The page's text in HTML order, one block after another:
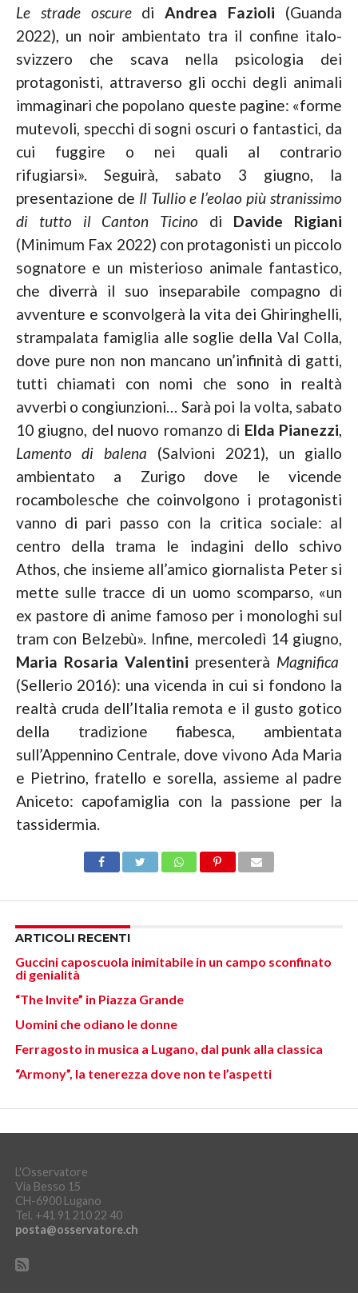
Le strade oscure diAndrea Fazioli (Guanda
2022), un noir ambientato tra il confine italo-
svizzero che scava nella psicologia dei
protagonisti, attraverso gli occhi degli animali
immaginari che popolano queste pagine: «forme
mutevoli, specchi di sogni oscuri o fantastici, da
cui fuggire o nei quali al contrario
rifugiarsi». Seguirà, sabato 3 giugno, la
presentazione de Il Tullio e l’eolao più stranissimo
di tutto il Canton Ticino di Davide Rigiani
(Minimum Fax 2022) con protagonisti un piccolo
sognatore e un misterioso animale fantastico,
che diverrà il suo inseparabile compagno di
avventure e sconvolgerà la vita dei Ghiringhelli,
strampalata famiglia alle soglie della Val Colla,
dove pure non non mancano un’infinità di gatti,
tutti chiamati con nomi che sono in realtà
avverbi o congiunzioni… Sarà poi la volta, sabato
10 giugno, del nuovo romanzo di Elda Pianezzi,
Lamento di balena (Salvioni 2021), un giallo
ambientato a Zurigo dove le vicende
rocambolesche che coinvolgono i protagonisti
vanno di pari passo con la critica sociale: al
centro della trama le indagini dello schivo
Athos, che insieme all’amico giornalista Peter si
mette sulle tracce di un uomo scomparso, «un
ex pastore di anime famoso per i monologhi sul
tram con Belzebù». Infine, mercoledì 14 giugno,
Maria Rosaria Valentini presenterà Magnifica
(Sellerio 2016): una vicenda in cui si fondono la
realtà cruda dell’Italia remota e il gusto gotico
della tradizione fiabesca, ambientata
sull’Appennino Centrale, dove vivono Ada Maria
e Pietrino, fratello e sorella, assieme al padre
Aniceto: capofamiglia con la passione per la
tassidermia.
ARTICOLI RECENTI
Guccini caposcuola inimitabile in un campo sconfinato
di genialità
“The Invite” in Piazza Grande
Uomini che odiano le donne
Ferragosto in musica a Lugano, dal punk alla classica
“Armony”, la tenerezza dove non te l’aspetti
L'Osservatore
Via Besso 15
CH-6900 Lugano
Tel. +41 91 210 22 40
posta@osservatore.ch